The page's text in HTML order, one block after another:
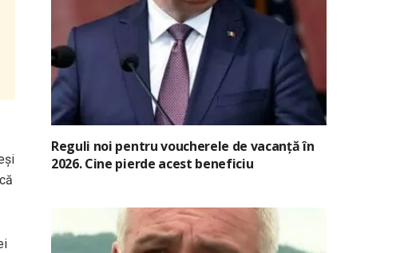
Reguli noi pentru voucherele de vacanță în
2026. Cine pierde acest beneficiu